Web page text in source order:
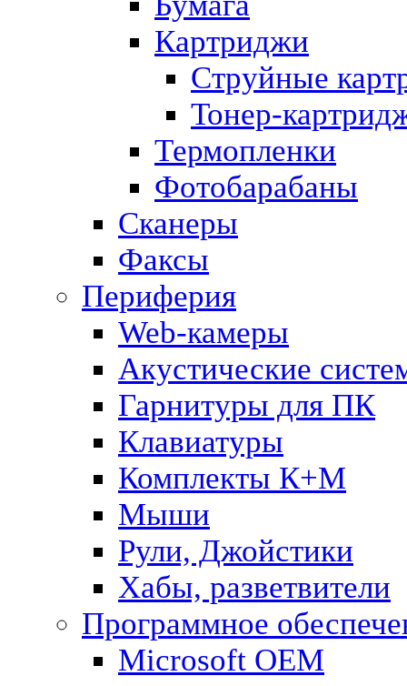
Картриджи
Струйные
Тонер-
Термопленки
Фотобарабаны
Сканеры
Факсы
Периферия
Web-камеры
Акустические
Гарнитуры для ПК
Клавиатуры
Комплекты К+М
Мыши
Рули, Джойстики
Хабы, разветвители
Программное
Microsoft OEM